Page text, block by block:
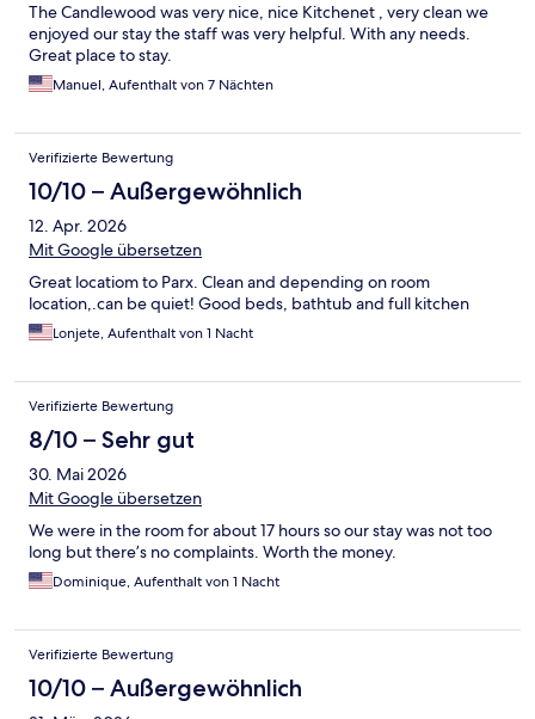
The Candlewood was very nice, nice Kitchenet , very clean we
enjoyed our stay the staff was very helpful. With any needs.
Great place to stay.
Manuel, Aufenthalt von 7 Nächten
Verifizierte Bewertung
10/10 – Außergewöhnlich
12. Apr. 2026
Mit Google übersetzen
Great locatiom to Parx. Clean and depending on room
location,.can be quiet! Good beds, bathtub and full kitchen
Lonjete, Aufenthalt von 1 Nacht
Verifizierte Bewertung
8/10 – Sehr gut
30. Mai 2026
Mit Google übersetzen
We were in the room for about 17 hours so our stay was not too
long but there’s no complaints. Worth the money.
Dominique, Aufenthalt von 1 Nacht
Verifizierte Bewertung
10/10 – Außergewöhnlich